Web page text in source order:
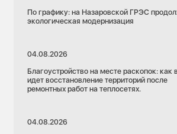
По графику: на Назаровской ГРЭС
экологическая модернизация
04.08.2026
Благоустройство на месте раскопок: как
идет восстановление территорий после
ремонтных работ на теплосетях.
04.08.2026